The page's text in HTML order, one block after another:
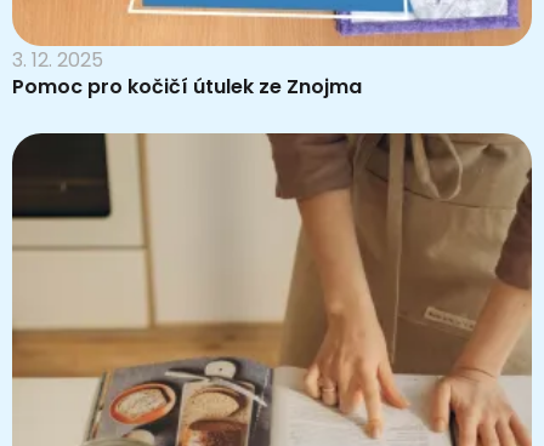
3. 12. 2025
Pomoc pro kočičí útulek ze Znojma